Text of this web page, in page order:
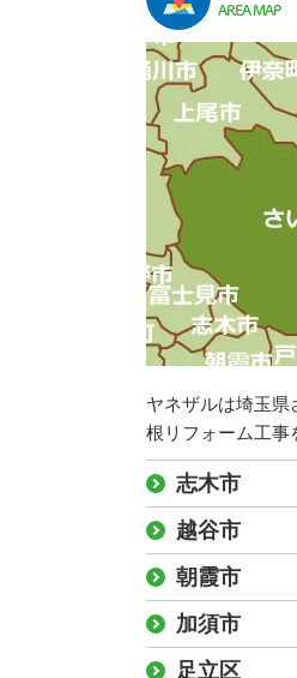
AREA MAP
ヤネザルは埼玉県
根リフォーム工事
志木市
越谷市
朝霞市
加須市
足立区